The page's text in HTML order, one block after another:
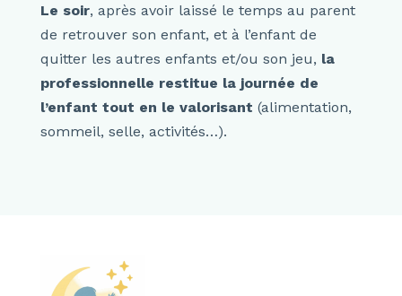
Le soir, après avoir laissé le temps au parent
de retrouver son enfant, et à l’enfant de
quitter les autres enfants et/ou son jeu, la
professionnelle restitue la journée de
l’enfant tout en le valorisant (alimentation,
sommeil, selle, activités…).